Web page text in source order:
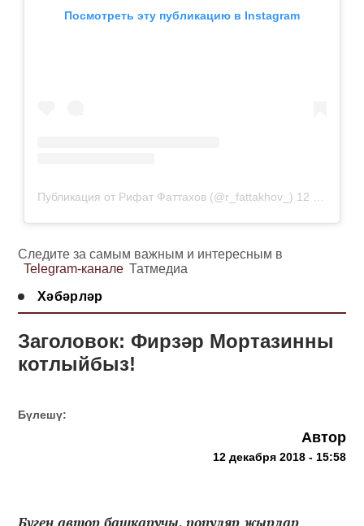
Посмотреть эту публикацию в Instagram
Публикация от Рифат Фаттахов (@r_fattakhov_) 12 Дек 2018 в 7:31 PST
Следите за самым важным и интересным в
Telegram-канале Татмедиа
Хәбәрләр
Заголовок: Фирзәр Мортазинны
котлыйбыз!
Бүлешү:
Автор
12 декабря 2018 - 15:58